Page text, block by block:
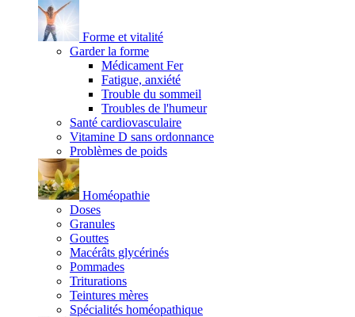
Forme et vitalité
Garder la forme
Médicament Fer
Fatigue, anxiété
Trouble du sommeil
Troubles de l'humeur
Santé cardiovasculaire
Vitamine D sans ordonnance
Problèmes de poids
Homéopathie
Doses
Granules
Gouttes
Macérâts glycérinés
Pommades
Triturations
Teintures mères
Spécialités homéopathique